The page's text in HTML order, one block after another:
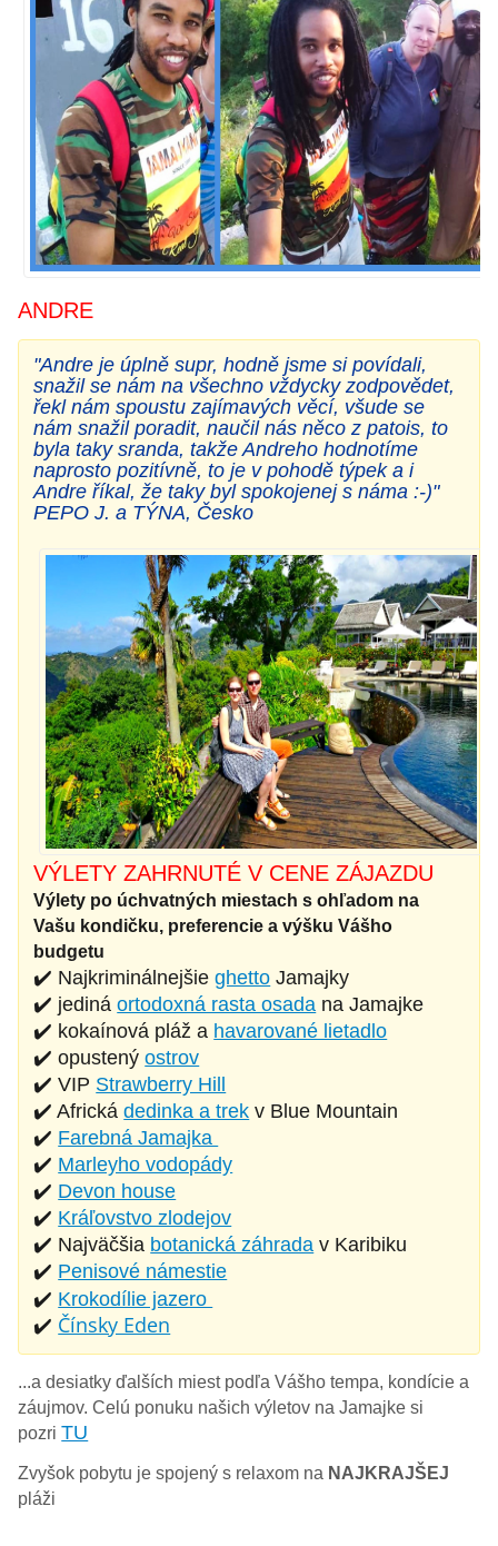
ANDRE
"Andre je úplně supr, hodně jsme si povídali,
snažil se nám na všechno vždycky zodpovědet,
řekl nám spoustu zajímavých věcí, všude se
nám snažil poradit, naučil nás něco z patois, to
byla taky sranda, takže Andreho hodnotíme
naprosto pozitívně, to je v pohodě týpek a i
Andre říkal, že taky byl spokojenej s náma :-)"
PEPO J. a TÝNA, Česko
VÝLETY ZAHRNUTÉ V CENE ZÁJAZDU
Výlety po úchvatných miestach s ohľadom na
Vašu kondičku, preferencie a výšku Vášho
budgetu
✔️ Najkriminálnejšieghetto Jamajky
✔️ jedináortodoxná rasta osada na Jamajke
✔️ kokaínová pláž a havarované lietadlo
✔️ opustenýostrov
✔️ VIP Strawberry Hill
✔️ Africkádedinka a trek v Blue Mountain
✔️ Farebná Jamajka
✔️ Marleyho vodopády
✔️ Devon house
✔️ Kráľovstvo zlodejov
✔️ Najväčšia botanická záhrada v Karibiku
✔️ Penisové námestie
✔️ Krokodílie jazero
✔️ Čínsky Eden
...a desiatky ďalších miest podľa Vášho tempa, kondície a
záujmov. Celú ponuku našich výletov na Jamajke si
pozri TU
Zvyšok pobytu je spojený s relaxom na NAJKRAJŠEJ
pláži